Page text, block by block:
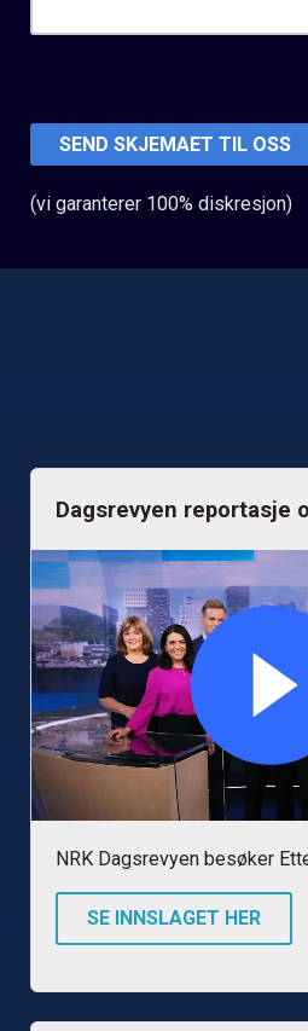
(vi garanterer 100% diskresjon)
Dagsrevyen reportasje
NRK Dagsrevyen besøker
SE INNSLAGET HER